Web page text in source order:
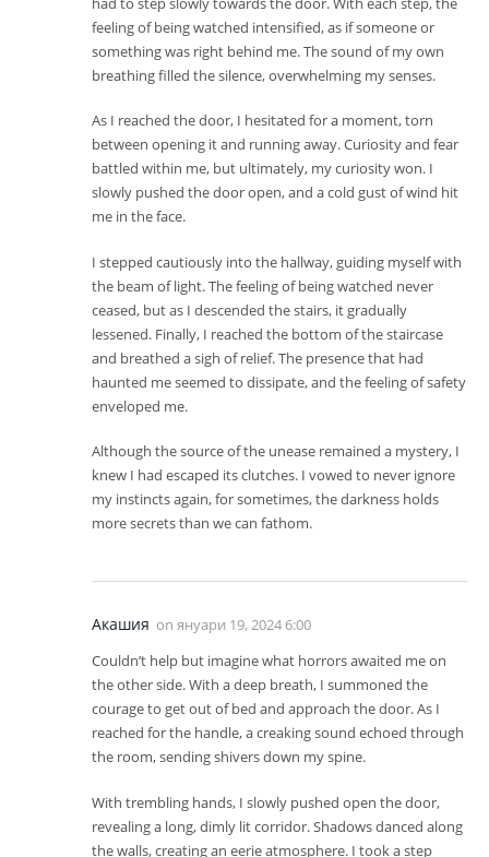
feeling of being watched intensified, as if someone or
something was right behind me. The sound of my own
breathing filled the silence, overwhelming my senses.
As I reached the door, I hesitated for a moment, torn
between opening it and running away. Curiosity and fear
battled within me, but ultimately, my curiosity won. I
slowly pushed the door open, and a cold gust of wind hit
me in the face.
I stepped cautiously into the hallway, guiding myself with
the beam of light. The feeling of being watched never
ceased, but as I descended the stairs, it gradually
lessened. Finally, I reached the bottom of the staircase
and breathed a sigh of relief. The presence that had
haunted me seemed to dissipate, and the feeling of safety
enveloped me.
Although the source of the unease remained a mystery, I
knew I had escaped its clutches. I vowed to never ignore
my instincts again, for sometimes, the darkness holds
more secrets than we can fathom.
Акашия on януари 19, 2024 6:00
Couldn’t help but imagine what horrors awaited me on
the other side. With a deep breath, I summoned the
courage to get out of bed and approach the door. As I
reached for the handle, a creaking sound echoed through
the room, sending shivers down my spine.
With trembling hands, I slowly pushed open the door,
revealing a long, dimly lit corridor. Shadows danced along
the walls, creating an eerie atmosphere. I took a step